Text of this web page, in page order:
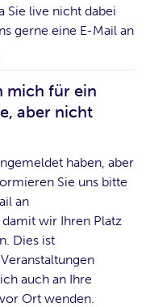
Sie live nicht dabei
gerne eine E-Mail an
mich für ein
aber nicht
haben, aber
Sie uns bitte
an
damit wir Ihren Platz
Dies ist
auch an Ihre
Ort wenden.